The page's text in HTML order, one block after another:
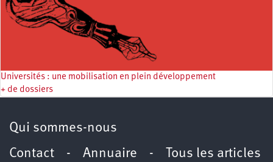
Universités : une mobilisation en plein développement
+ de dossiers
Qui sommes-nous
Contact - Annuaire -
Tous les articles